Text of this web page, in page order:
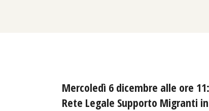
Mercoledì 6 dicembre alle ore
Rete Legale Supporto Migranti